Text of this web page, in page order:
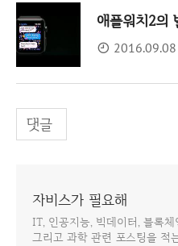
애플워치2의
2016.09.08
댓글
자비스가 필요해
IT, 인공지능, 빅데이터, 블록
그리고 과학 관련 포스팅을 적